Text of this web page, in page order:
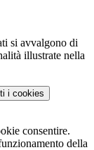
si avvalgono di
illustrate nella
i cookies
consentire.
della